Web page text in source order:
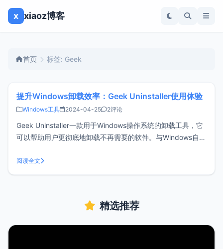
x xiaoz博客
首页 标签: Geek
提升Windows卸载效率：Geek Uninstaller使用体验
Windows工具 2024-04-25 2评论
Geek Uninstaller一款用于Windows操作系统的卸载工具，它
可以帮助用户更彻底地卸载不再需要的软件。与Windows自带
的残留文件和注册表项。它的界面简洁，易于使用，并且有一
个便携版，这意味着你可以在没有安装的情况
阅读全文
精选推荐